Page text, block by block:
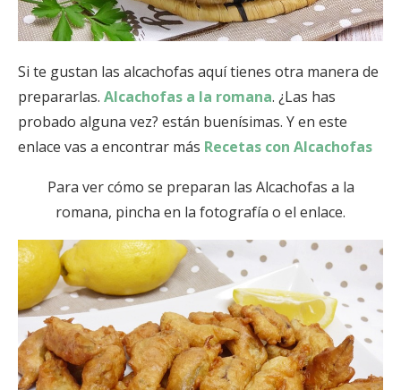
Si te gustan las alcachofas aquí tienes otra manera de
prepararlas. Alcachofas a la romana. ¿Las has
probado alguna vez? están buenísimas. Y en este
enlace vas a encontrar más Recetas con Alcachofas
Para ver cómo se preparan las Alcachofas a la
romana, pincha en la fotografía o el enlace.